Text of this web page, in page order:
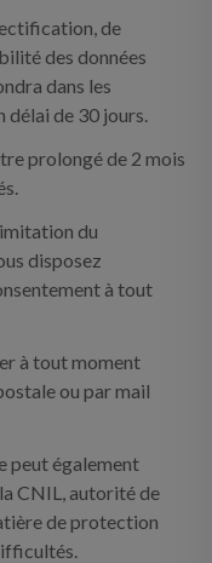
de
des données
dans les
délai de 30 jours.
prolongé de 2 mois
du
disposez
à tout
à tout moment
ou par mail
peut également
CNIL, autorité de
de protection